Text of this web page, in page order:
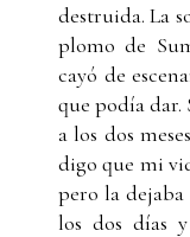
destruida. La
plomo de
cayó de
que podía dar.
a los dos
digo que mi
pero la
los dos días